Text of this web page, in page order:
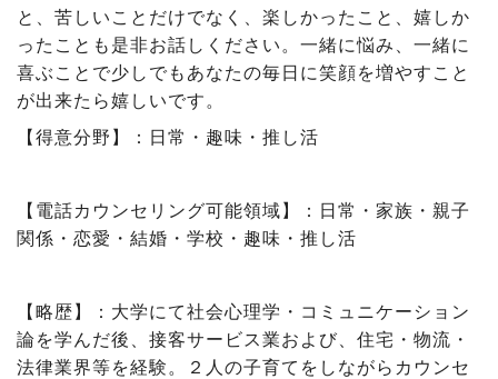
と、苦しいことだけでなく、楽しかったこと、嬉しか
ったことも是非お話しください。一緒に悩み、一緒に
喜ぶことで少しでもあなたの毎日に笑顔を増やすこと
が出来たら嬉しいです。
【得意分野】：日常・趣味・推し活
【電話カウンセリング可能領域】：日常・家族・親子
関係・恋愛・結婚・学校・趣味・推し活
【略歴】：大学にて社会心理学・コミュニケーション
論を学んだ後、接客サービス業および、住宅・物流・
法律業界等を経験。２人の子育てをしながらカウンセ